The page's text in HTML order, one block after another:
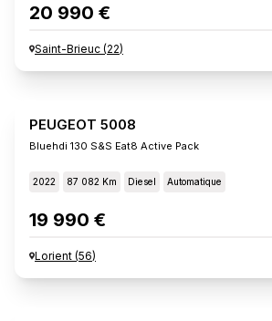
20 990 €
Saint-Brieuc (22)
PEUGEOT 5008
Bluehdi 130 S&s Eat8 Active Pack
2022 87 082 Km Diesel Automatique
19 990 €
Lorient (56)